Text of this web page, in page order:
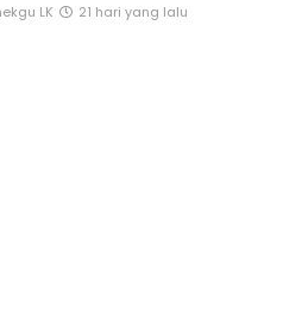
LK 21 hari yang lalu